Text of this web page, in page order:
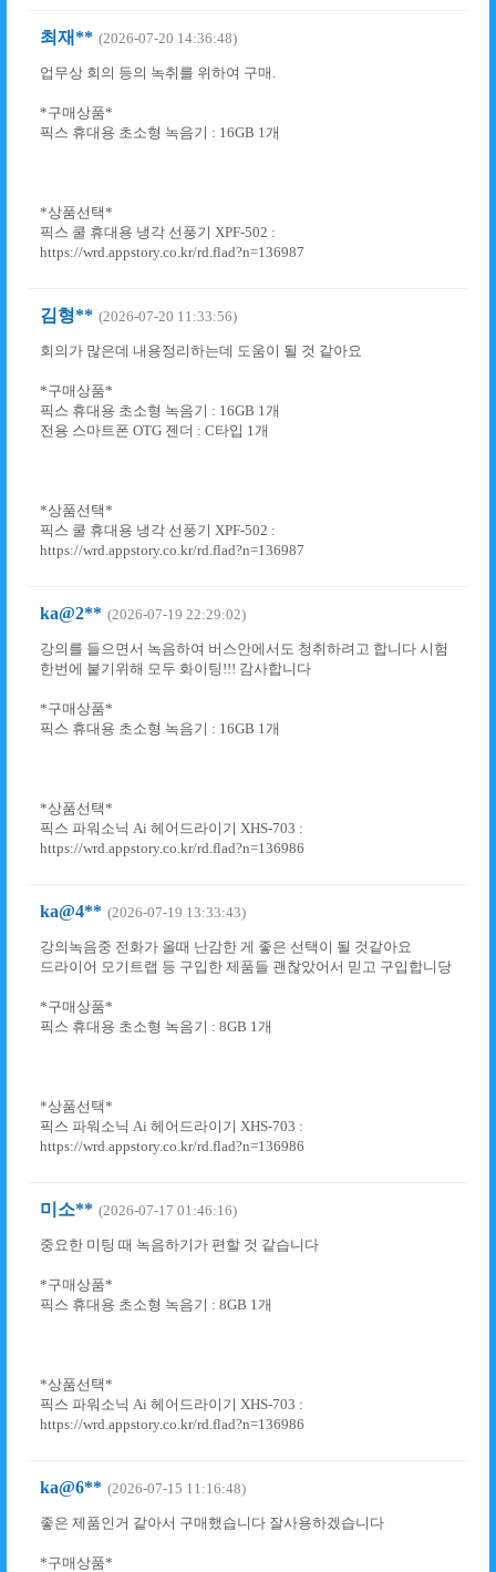
최재** (2026-07-20 14:36:48)
업무상 회의 등의 녹취를 위하여 구매.
*구매상품*
픽스 휴대용 초소형 녹음기 : 16GB 1개
*상품선택*
픽스 쿨 휴대용 냉각 선풍기 XPF-502 :
https://wrd.appstory.co.kr/rd.flad?n=136987
김형** (2026-07-20 11:33:56)
회의가 많은데 내용정리하는데 도움이 될 것 같아요
*구매상품*
픽스 휴대용 초소형 녹음기 : 16GB 1개
전용 스마트폰 OTG 젠더 : C타입 1개
*상품선택*
픽스 쿨 휴대용 냉각 선풍기 XPF-502 :
https://wrd.appstory.co.kr/rd.flad?n=136987
ka@2** (2026-07-19 22:29:02)
강의를 들으면서 녹음하여 버스안에서도 청취하려고 합니다 시험
한번에 붙기위해 모두 화이팅!!! 감사합니다
*구매상품*
픽스 휴대용 초소형 녹음기 : 16GB 1개
*상품선택*
픽스 파워소닉 Ai 헤어드라이기 XHS-703 :
https://wrd.appstory.co.kr/rd.flad?n=136986
ka@4** (2026-07-19 13:33:43)
강의녹음중 전화가 올때 난감한 게 좋은 선택이 될 것같아요
드라이어 모기트랩 등 구입한 제품들 괜찮았어서 믿고 구입합니당
*구매상품*
픽스 휴대용 초소형 녹음기 : 8GB 1개
*상품선택*
픽스 파워소닉 Ai 헤어드라이기 XHS-703 :
https://wrd.appstory.co.kr/rd.flad?n=136986
미소** (2026-07-17 01:46:16)
중요한 미팅 때 녹음하기가 편할 것 같습니다
*구매상품*
픽스 휴대용 초소형 녹음기 : 8GB 1개
*상품선택*
픽스 파워소닉 Ai 헤어드라이기 XHS-703 :
https://wrd.appstory.co.kr/rd.flad?n=136986
ka@6** (2026-07-15 11:16:48)
좋은 제품인거 같아서 구매했습니다 잘사용하겠습니다
*구매상품*